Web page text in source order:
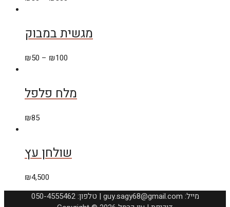
מגשית במבוק
₪50 – ₪100
מלח פלפל
₪85
שולחן עץ
₪4,500
050-4555462 :טלפון | guy.sagy68@gmail.com :מייל